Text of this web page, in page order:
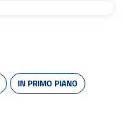
IN PRIMO PIANO